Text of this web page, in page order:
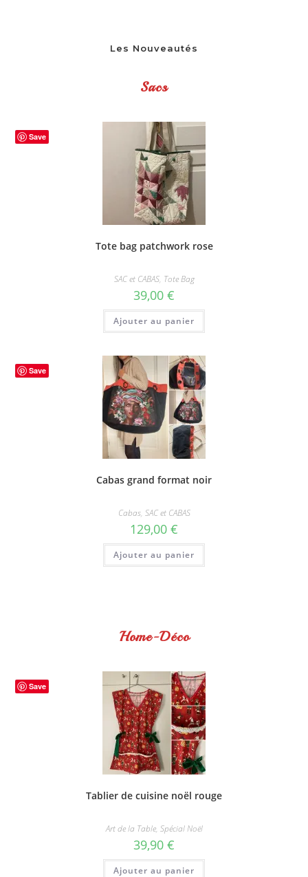
Les Nouveautés
Sacs
Save
Tote bag patchwork rose
SAC et CABAS, Tote Bag
39,00 €
Ajouter au panier
Save
Cabas grand format noir
Cabas, SAC et CABAS
129,00 €
Ajouter au panier
Home-Déco
Save
Tablier de cuisine noël rouge
Art de la Table, Spécial Noël
39,90 €
Ajouter au panier